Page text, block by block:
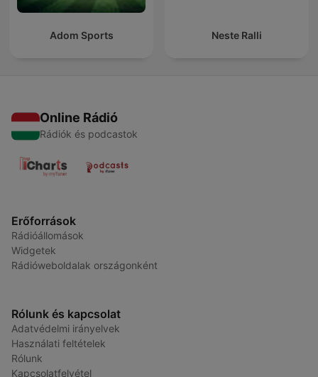
Adom Sports Neste Ralli
Online Rádió
Rádiók és podcastok
Erőforrások
Rádióállomások
Widgetek
Rádióweboldalak országonként
Rólunk és kapcsolat
Adatvédelmi irányelvek
Használati feltételek
Rólunk
Kapcsolatfelvétel